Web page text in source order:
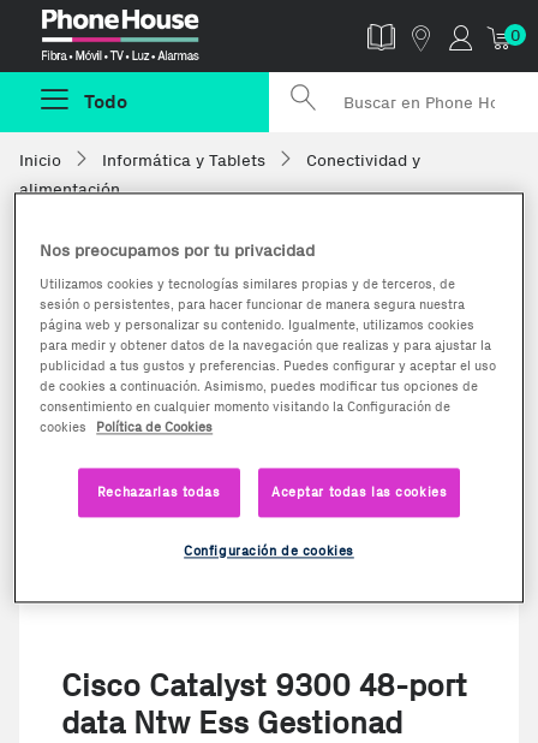
0
Todo
Inicio Informática y Tablets
Conectividad y
alimentación
Cisco Catalyst 9300 48-port
data Ntw Ess Gestionad
Nos preocupamos por tu privacidad
Utilizamos cookies y tecnologías similares propias y de terceros, de
sesión o persistentes, para hacer funcionar de manera segura nuestra
página web y personalizar su contenido. Igualmente, utilizamos cookies
para medir y obtener datos de la navegación que realizas y para ajustar la
publicidad a tus gustos y preferencias. Puedes configurar y aceptar el uso
de cookies a continuación. Asimismo, puedes modificar tus opciones de
consentimiento en cualquier momento visitando la Configuración de
cookies
Política de Cookies
Rechazarlas todas Aceptar todas las cookies
Configuración de cookies